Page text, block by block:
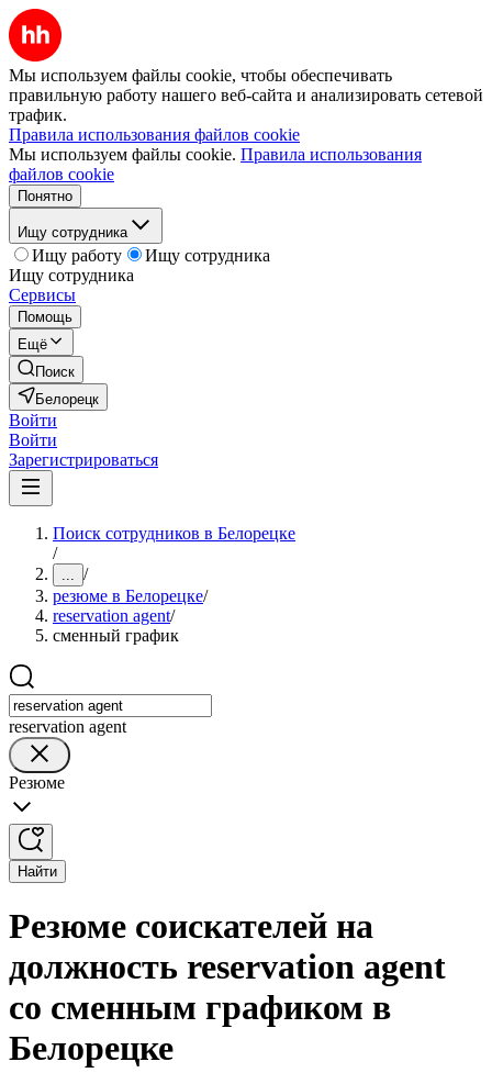
Мы используем файлы cookie, чтобы обеспечивать
правильную работу нашего веб-сайта и анализировать сетевой
трафик.
Правила использования файлов cookie
Мы используем файлы cookie. Правила использования
файлов cookie
Понятно
Ищу сотрудника
Ищу работу
Ищу сотрудника
Ищу сотрудника
Сервисы
Помощь
Ещё
Поиск
Белорецк
Войти
Войти
Зарегистрироваться
Поиск сотрудников в Белорецке
/
... /
резюме в Белорецке/
reservation agent/
сменный график
reservation agent
Резюме
Найти
Резюме соискателей на
должность reservation agent
со сменным графиком в
Белорецке